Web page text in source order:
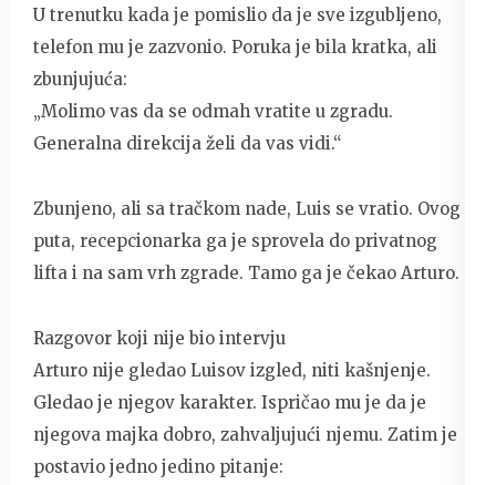
U trenutku kada je pomislio da je sve izgubljeno,
telefon mu je zazvonio. Poruka je bila kratka, ali
zbunjujuća:
„Molimo vas da se odmah vratite u zgradu.
Generalna direkcija želi da vas vidi.“
Zbunjeno, ali sa tračkom nade, Luis se vratio. Ovog
puta, recepcionarka ga je sprovela do privatnog
lifta i na sam vrh zgrade. Tamo ga je čekao Arturo.
Razgovor koji nije bio intervju
Arturo nije gledao Luisov izgled, niti kašnjenje.
Gledao je njegov karakter. Ispričao mu je da je
njegova majka dobro, zahvaljujući njemu. Zatim je
postavio jedno jedino pitanje: